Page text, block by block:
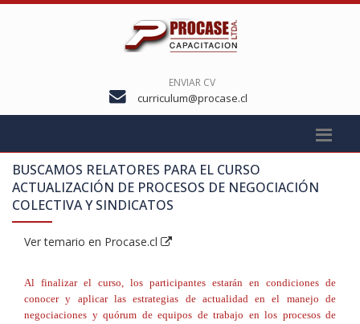
ENVIAR CV
curriculum@procase.cl
BUSCAMOS RELATORES PARA EL CURSO
ACTUALIZACIÓN DE PROCESOS DE NEGOCIACIÓN
COLECTIVA Y SINDICATOS
Ver temario en Procase.cl
Al finalizar el curso, los participantes estarán en condiciones de
conocer y aplicar las estrategias de actualidad en el manejo de
negociaciones y quórum de equipos de trabajo en los procesos de